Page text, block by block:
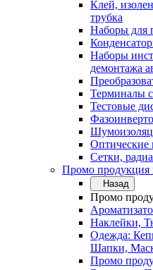
Клей,
трубка
Наборы для
Наборы
демонтажа
Терминалы
Тестовые
Оптические
Сетки,
Промо продукция
Назад
Промо
Наклейки,
Одежда:
Шапки,
Промо